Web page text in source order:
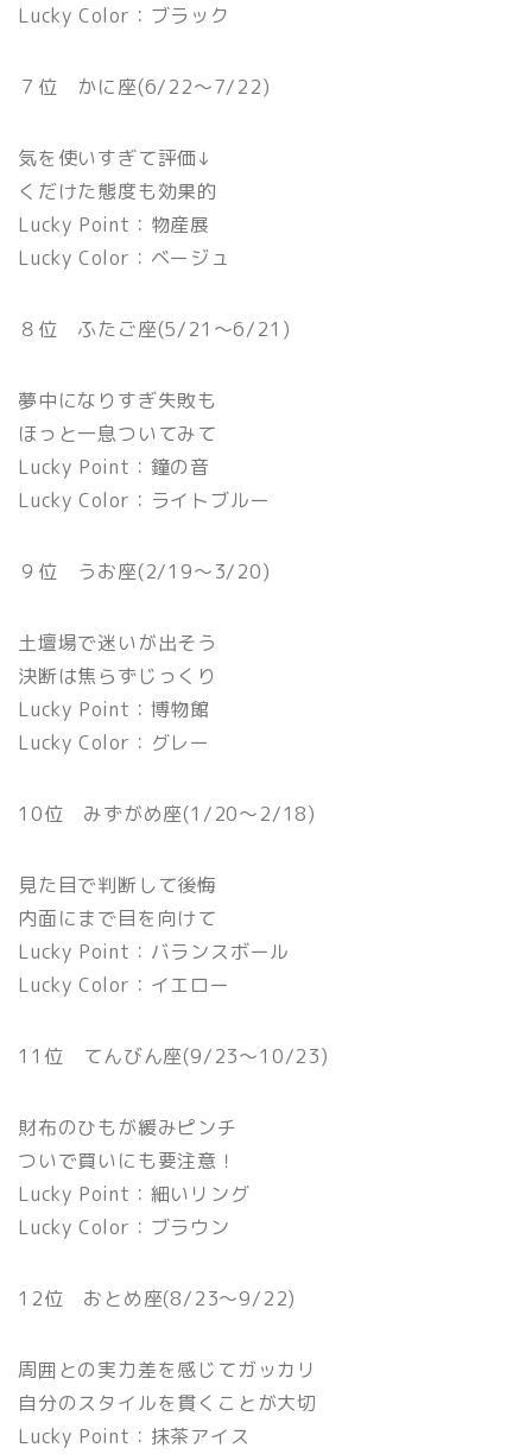
Lucky Color：ブラック
７位 かに座(6/22〜7/22)
気を使いすぎて評価↓
くだけた態度も効果的
Lucky Point：物産展
Lucky Color：ベージュ
８位 ふたご座(5/21〜6/21)
夢中になりすぎ失敗も
ほっと一息ついてみて
Lucky Point：鐘の音
Lucky Color：ライトブルー
９位 うお座(2/19〜3/20)
土壇場で迷いが出そう
決断は焦らずじっくり
Lucky Point：博物館
Lucky Color：グレー
10位 みずがめ座(1/20〜2/18)
見た目で判断して後悔
内面にまで目を向けて
Lucky Point：バランスボール
Lucky Color：イエロー
11位 てんびん座(9/23〜10/23)
財布のひもが緩みピンチ
ついで買いにも要注意！
Lucky Point：細いリング
Lucky Color：ブラウン
12位 おとめ座(8/23〜9/22)
周囲との実力差を感じてガッカリ
自分のスタイルを貫くことが大切
Lucky Point：抹茶アイス